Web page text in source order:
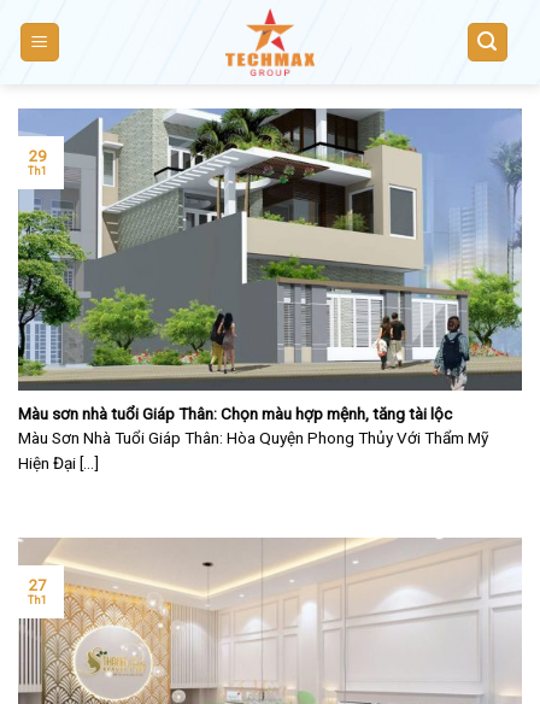
Màu sơn nhà tuổi Giáp Thân: Chọn màu hợp mệnh, tăng tài lộc
Màu Sơn Nhà Tuổi Giáp Thân: Hòa Quyện Phong Thủy Với Thẩm Mỹ
Hiện Đại [...]
29
Th1
27
Th1